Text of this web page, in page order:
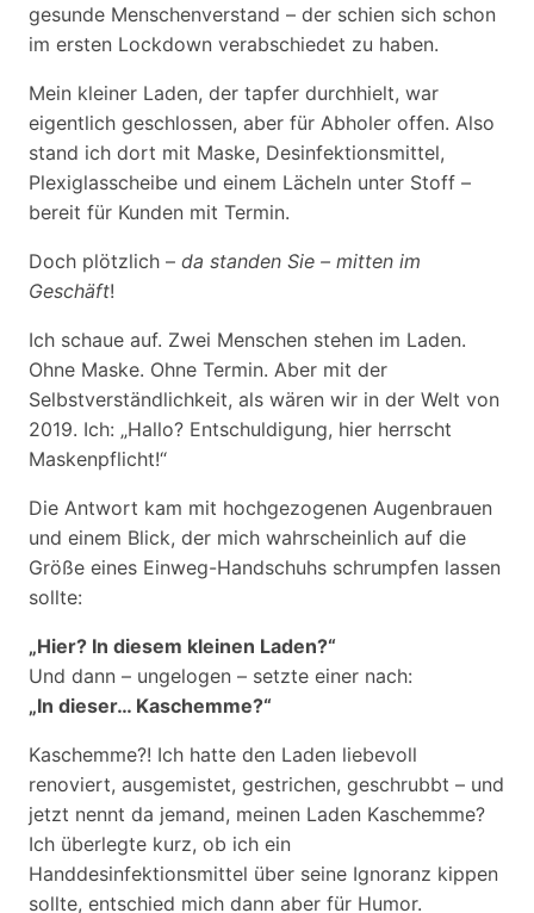
gesunde Menschenverstand – der schien sich schon
im ersten Lockdown verabschiedet zu haben.
Mein kleiner Laden, der tapfer durchhielt, war
eigentlich geschlossen, aber für Abholer offen. Also
stand ich dort mit Maske, Desinfektionsmittel,
Plexiglasscheibe und einem Lächeln unter Stoff –
bereit für Kunden mit Termin.
Doch plötzlich – da standen Sie – mitten im
Geschäft!
Ich schaue auf. Zwei Menschen stehen im Laden.
Ohne Maske. Ohne Termin. Aber mit der
Selbstverständlichkeit, als wären wir in der Welt von
2019. Ich: „Hallo? Entschuldigung, hier herrscht
Maskenpflicht!“
Die Antwort kam mit hochgezogenen Augenbrauen
und einem Blick, der mich wahrscheinlich auf die
Größe eines Einweg-Handschuhs schrumpfen lassen
sollte:
„Hier? In diesem kleinen Laden?“
Und dann – ungelogen – setzte einer nach:
„In dieser… Kaschemme?“
Kaschemme?! Ich hatte den Laden liebevoll
renoviert, ausgemistet, gestrichen, geschrubbt – und
jetzt nennt da jemand, meinen Laden Kaschemme?
Ich überlegte kurz, ob ich ein
Handdesinfektionsmittel über seine Ignoranz kippen
sollte, entschied mich dann aber für Humor.